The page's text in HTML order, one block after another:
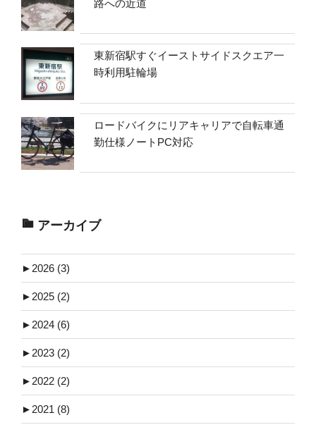
路への近道
東新宿駅すぐイーストサイドスクエア一
時利用駐輪場
ロードバイクにリアキャリアで自転車通
勤仕様ノートPC対応
アーカイブ
► 2026 (3)
► 2025 (2)
► 2024 (6)
► 2023 (2)
► 2022 (2)
► 2021 (8)